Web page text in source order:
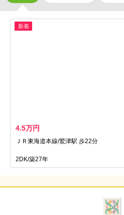
新着
4.5万円
ＪＲ東海道本線/鷲津駅 歩22分
2DK/築27年